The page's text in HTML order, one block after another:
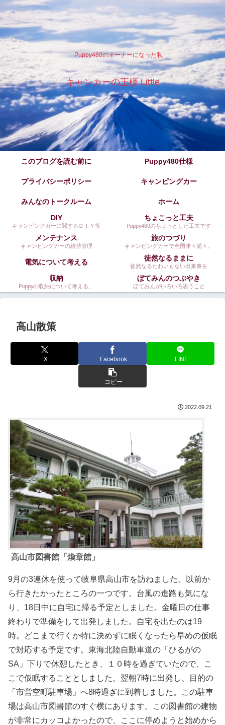
Puppy480のオーナーになった私
キャンカーの王様 Little
このブログを読む前に Puppy480仕様
プライバシーポリシー キャンピングカー
みんなのトークルーム
ホーム
DIY
キャンピングカーに関するＤＩＹ等
ちょこっと工夫
Puppy480のちょっとした工夫です
メンテナンス
キャンピングカーの維持管理
旅のつづり
キャンピングカーで全国津々浦々。
電気について考える 徒然なるままに
徒然なるたわいもない出来事を
収納
Puppyの収納について考える。
ぼてみんのつぶやき
ぼてみんがいろいろ思うこと
高山散策
X Facebook LINE
コピー
2022.09.21
高山市図書館「煥章館」
9月の3連休を使って岐阜県高山市を訪ねました。以前か
ら行きたかったところの一つです。台風の進路も気にな
り、18日中に自宅に帰る予定としました。金曜日の仕事
終わりで準備をして出発しました。自宅を出たのは19
時。どこまで行くか特に決めずに眠くなったら早めの仮眠
で対応する予定です。東海北陸自動車道の「ひるがの
SA」下りで休憩したとき、１０時を過ぎていたので、こ
こで仮眠することとしました。翌朝7時に出発し、目的の
「市営空町駐車場」へ8時過ぎに到着しました。この駐車
場は高山市図書館のすぐ横にあります。この図書館の建物
が非常にカッコよかったので、ここに停めようと始めから